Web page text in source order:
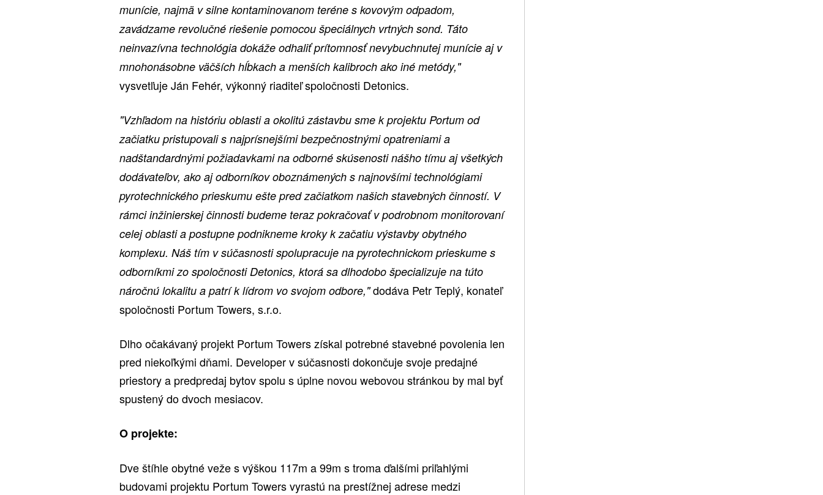
munície, najmä v silne kontaminovanom teréne s kovovým odpadom,
zavádzame revolučné riešenie pomocou špeciálnych vrtných sond. Táto
neinvazívna technológia dokáže odhaliť prítomnosť nevybuchnutej munície aj v
mnohonásobne väčších hĺbkach a menších kalibroch ako iné metódy,"
vysvetľuje Ján Fehér, výkonný riaditeľ spoločnosti Detonics.
"Vzhľadom na históriu oblasti a okolitú zástavbu sme k projektu Portum od
začiatku pristupovali s najprísnejšími bezpečnostnými opatreniami a
nadštandardnými požiadavkami na odborné skúsenosti nášho tímu aj všetkých
dodávateľov, ako aj odborníkov oboznámených s najnovšími technológiami
pyrotechnického prieskumu ešte pred začiatkom našich stavebných činností. V
rámci inžinierskej činnosti budeme teraz pokračovať v podrobnom monitorovaní
celej oblasti a postupne podnikneme kroky k začatiu výstavby obytného
komplexu. Náš tím v súčasnosti spolupracuje na pyrotechnickom prieskume s
odborníkmi zo spoločnosti Detonics, ktorá sa dlhodobo špecializuje na túto
náročnú lokalitu a patrí k lídrom vo svojom odbore,"dodáva Petr Teplý, konateľ
spoločnosti Portum Towers, s.r.o.
Dlho očakávaný projekt Portum Towers získal potrebné stavebné povolenia len
pred niekoľkými dňami. Developer v súčasnosti dokončuje svoje predajné
priestory a predpredaj bytov spolu s úplne novou webovou stránkou by mal byť
spustený do dvoch mesiacov.
O projekte:
Dve štíhle obytné veže s výškou 117m a 99m s troma ďalšími priľahlými
budovami projektu Portum Towers vyrastú na prestížnej adrese medzi